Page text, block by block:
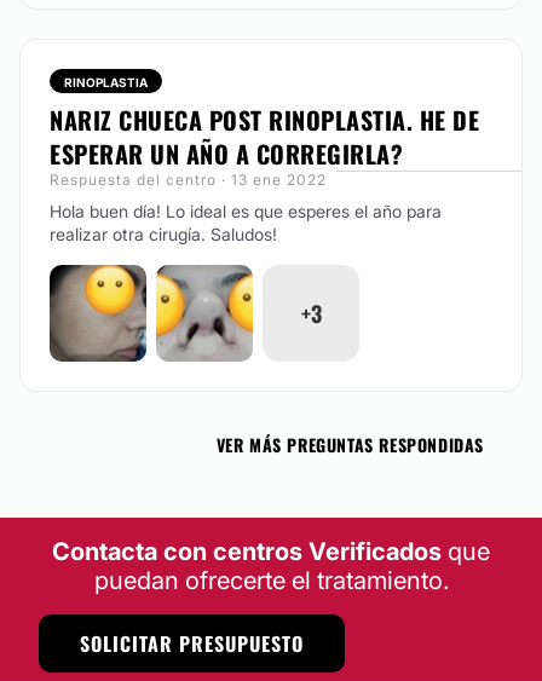
RINOPLASTIA
NARIZ CHUECA POST RINOPLASTIA. HE DE
ESPERAR UN AÑO A CORREGIRLA?
Respuesta del centro · 13 ene 2022
Hola buen día! Lo ideal es que esperes el año para
realizar otra cirugía. Saludos!
+3
VER MÁS PREGUNTAS RESPONDIDAS
Contacta con centros Verificados que
puedan ofrecerte el tratamiento.
SOLICITAR PRESUPUESTO